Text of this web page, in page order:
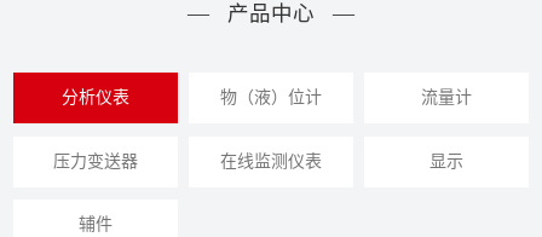
— 产品中心 —
分析仪表 物（液）位计 流量计
压力变送器 在线监测仪表 显示
辅件